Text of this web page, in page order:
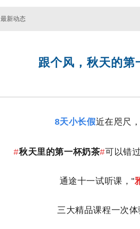
最新动态
跟个风，秋天的
8天小长假近在咫尺
#秋天里的第一杯奶茶#可以错
通途十一试听课，"
三大精品课程一次